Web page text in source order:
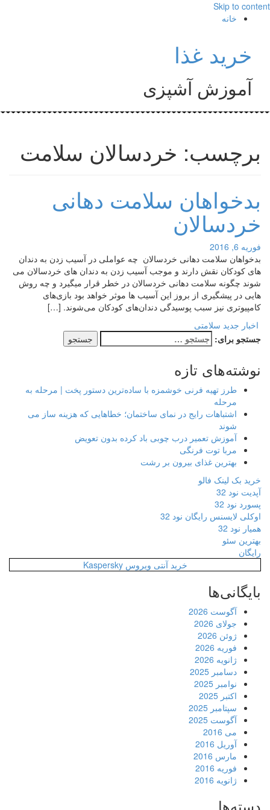
Skip to content
خانه
خرید غذا
آموزش آشپزی
برچسب: خردسالان سلامت
بدخواهان سلامت دهانی
خردسالان
فوریه 6, 2016
بدخواهان سلامت دهانی خردسالان چه عواملی در آسیب زدن به دندان
های کودکان نقش دارند و موجب آسیب زدن به دندان های خردسالان می
شوند چگونه سلامت دهانی خردسالان در خطر قرار میگیرد و چه روش
هایی در پیشگیری از بروز این آسیب ها موثر خواهد بود بازی‌های
کامپیوتری نیز سبب پوسیدگی دندان‌های کودکان می‌شوند. […]
اخبار جدید سلامتی
جستجو برای:
نوشته‌های تازه
طرز تهیه فرنی خوشمزه با ساده‌ترین دستور پخت | مرحله به
مرحله
اشتباهات رایج در نمای ساختمان؛ خطاهایی که هزینه ساز می
شوند
آموزش تعمیر درب چوبی باد کرده بدون تعویض
مربا توت فرنگی
بهترین غذای بیرون بر رشت
خرید بک لینک فالو
آپدیت نود 32
پسورد نود 32
اوکلی لایسنس رایگان نود 32
همیار نود 32
بهترین سئو
رایگان
خرید آنتی ویروس Kaspersky
بایگانی‌ها
آگوست 2026
جولای 2026
ژوئن 2026
فوریه 2026
ژانویه 2026
دسامبر 2025
نوامبر 2025
اکتبر 2025
سپتامبر 2025
آگوست 2025
می 2016
آوریل 2016
مارس 2016
فوریه 2016
ژانویه 2016
دسته‌ها